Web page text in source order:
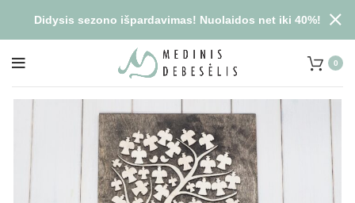
0
Didysis sezono išpardavimas! Nuolaidos net iki 40%!